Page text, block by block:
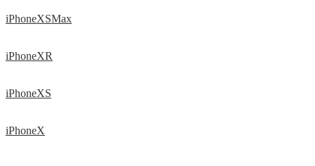
iPhoneXSMax
iPhoneXR
iPhoneXS
iPhoneX